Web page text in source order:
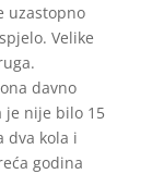
uzastopno
Velike
davno
je nije bilo 15
dva kola i
godina